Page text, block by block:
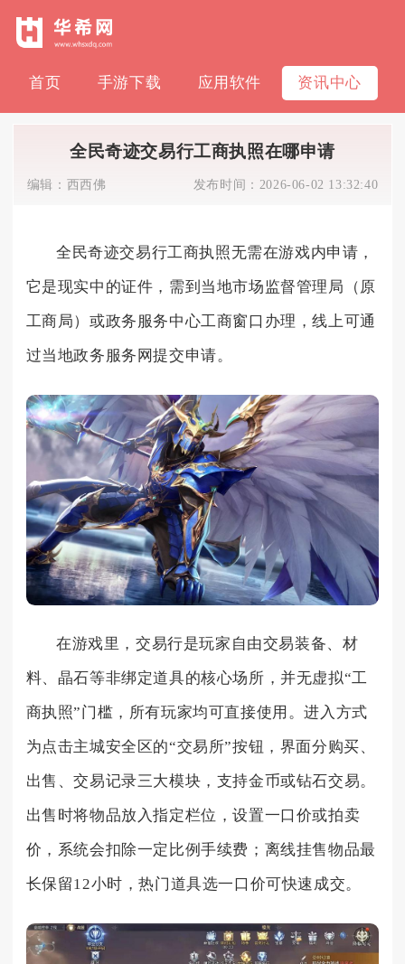
首页 手游下载 应用软件 资讯中心
全民奇迹交易行工商执照在哪申请
编辑： 西西佛 发布时间： 2026-06-02 13:32:40
全民奇迹交易行工商执照无需在游戏内申请，
它是现实中的证件，需到当地市场监督管理局（原
工商局）或政务服务中心工商窗口办理，线上可通
过当地政务服务网提交申请。
在游戏里，交易行是玩家自由交易装备、材
料、晶石等非绑定道具的核心场所，并无虚拟“工
商执照”门槛，所有玩家均可直接使用。进入方式
为点击主城安全区的“交易所”按钮，界面分购买、
出售、交易记录三大模块，支持金币或钻石交易。
出售时将物品放入指定栏位，设置一口价或拍卖
价，系统会扣除一定比例手续费；离线挂售物品最
长保留12小时，热门道具选一口价可快速成交。